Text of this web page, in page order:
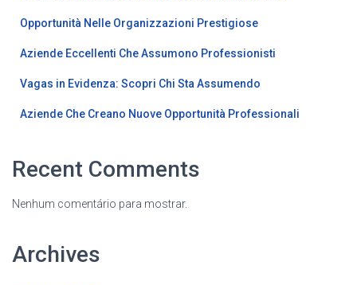
Opportunità Nelle Organizzazioni Prestigiose
Aziende Eccellenti Che Assumono Professionisti
Vagas in Evidenza: Scopri Chi Sta Assumendo
Aziende Che Creano Nuove Opportunità Professionali
Recent Comments
Nenhum comentário para mostrar.
Archives